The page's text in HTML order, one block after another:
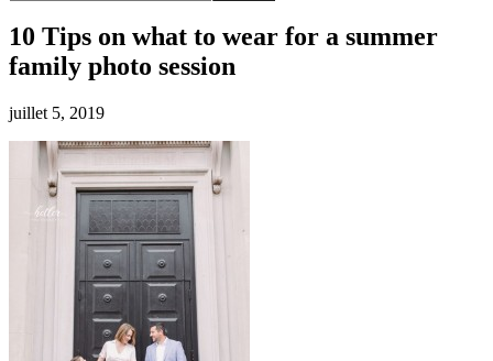
10 Tips on what to wear for a summer
family photo session
juillet 5, 2019